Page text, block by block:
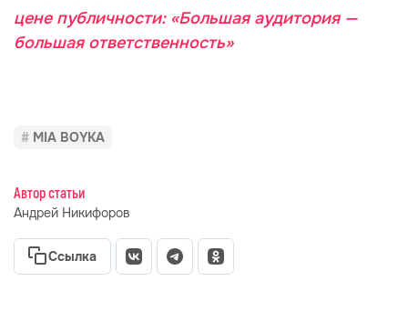
цене публичности: «Большая аудитория —
большая ответственность»
MIA BOYKA
Автор статьи
Андрей Никифоров
Ссылка